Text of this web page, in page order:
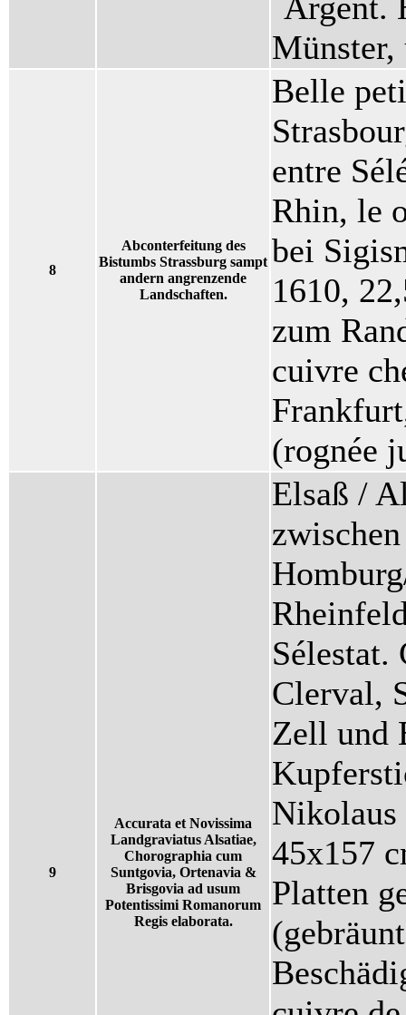
Münster,
8
Abconterfeitung des
Bistumbs Strassburg sampt
andern angrenzende
Landschaften.
Belle
entre
Rhin, le
bei
1610,
zum
cuivre
(rognée
9
Accurata et Novissima
Landgraviatus Alsatiae,
Chorographia cum
Suntgovia, Ortenavia &
Brisgovia ad usum
Potentissimi Romanorum
Regis elaborata.
Elsaß /
Sélestat.
Clerval,
Zell und
Nikolaus
45x157
Platten